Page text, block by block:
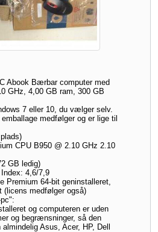
Abook Bærbar computer med
GHz, 4,00 GB ram, 300 GB
7 eller 10, du vælger selv.
medfølger og er lige til
CPU B950 @ 2.10 GHz 2.10
GB ledig)
4,6/7,9
Premium 64-bit geninstalleret,
(licens medfølger også)
og computeren er uden
og begrænsninger, så den
Asus, Acer, HP, Dell